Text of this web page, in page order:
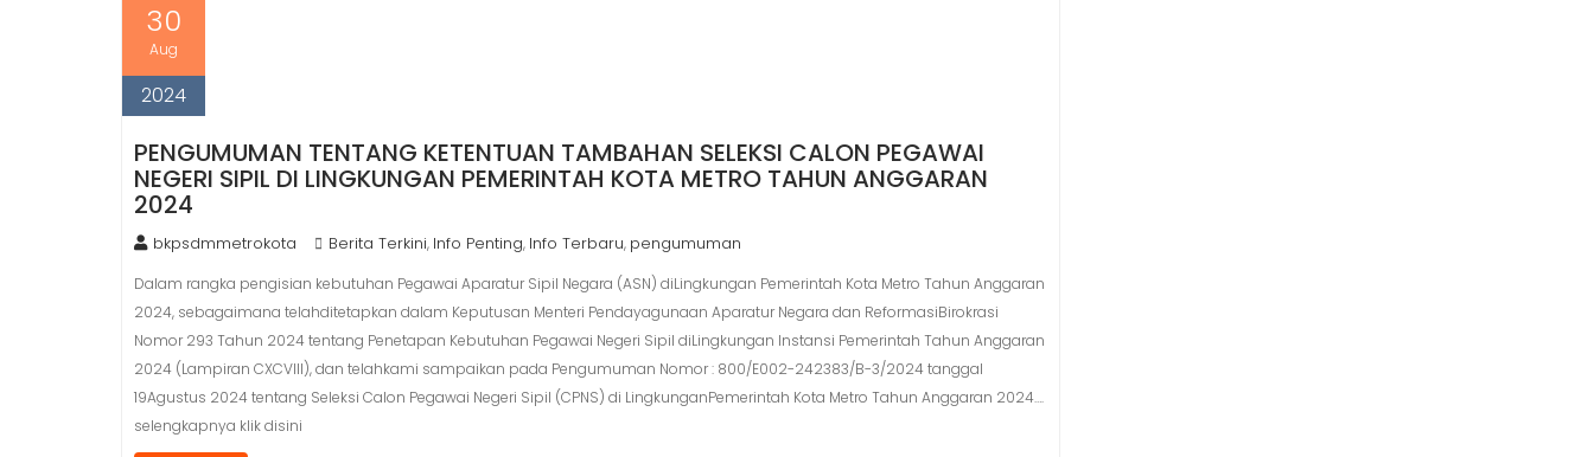
30
Aug
2024
PENGUMUMAN TENTANG KETENTUAN TAMBAHAN SELEKSI CALON PEGAWAI
NEGERI SIPIL DI LINGKUNGAN PEMERINTAH KOTA METRO TAHUN ANGGARAN
2024
bkpsdmmetrokota Berita Terkini, Info Penting, Info Terbaru, pengumuman
Dalam rangka pengisian kebutuhan Pegawai Aparatur Sipil Negara (ASN) diLingkungan Pemerintah Kota Metro Tahun Anggaran
2024, sebagaimana telahditetapkan dalam Keputusan Menteri Pendayagunaan Aparatur Negara dan ReformasiBirokrasi
Nomor 293 Tahun 2024 tentang Penetapan Kebutuhan Pegawai Negeri Sipil diLingkungan Instansi Pemerintah Tahun Anggaran
2024 (Lampiran CXCVIII), dan telahkami sampaikan pada Pengumuman Nomor : 800/E002-242383/B-3/2024 tanggal
19Agustus 2024 tentang Seleksi Calon Pegawai Negeri Sipil (CPNS) di LingkunganPemerintah Kota Metro Tahun Anggaran 2024….
selengkapnya klik disini